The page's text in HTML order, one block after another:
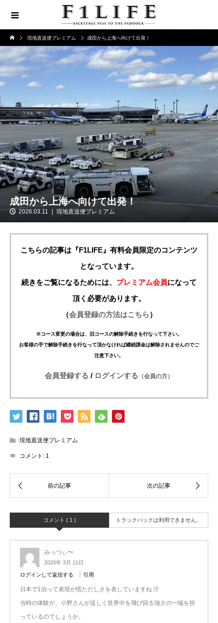
現地直送便プレミアム 成田から上海へ向けて出発！
成田から上海へ向けて出発！
2026.03.11 現地直送便プレミアム
こちらの記事は『F1LIFE』有料会員限定のコンテンツ
となっています。
続きをご覧になるためには、 プレミアム会員になって
頂く必要があります。
（会員登録の方法はこちら）
※コース変更の場合は、旧コースの解除手続きを行なって下さい。
お客様の手で解除手続きを行なって頂かなければ継続課金は解除されませんのでご
注意下さい。
会員登録する / ログインする （会員の方）
現地直送便プレミアム
コメント: 1
コメント ( 1 ) トラックバックは利用できません。
みっつぃ〜
2026年 3月 11日
ログインして返信する 引用
日本で1泊って表現が慌ただしさを表していますね 汗
当時の体験が、小野さんが逞しく世界中を飛び回る強さの一端を担
っているのでしょうか。